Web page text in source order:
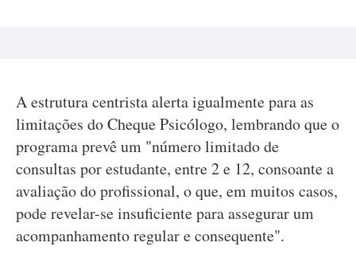
A estrutura centrista alerta igualmente para as
limitações do Cheque Psicólogo, lembrando que o
programa prevê um "número limitado de
consultas por estudante, entre 2 e 12, consoante a
avaliação do profissional, o que, em muitos casos,
pode revelar-se insuficiente para assegurar um
acompanhamento regular e consequente".